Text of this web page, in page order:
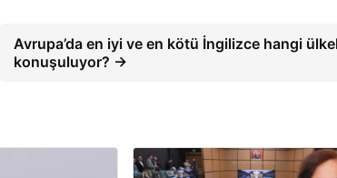
Avrupa’da en iyi ve en kötü İngilizce hangi
konuşuluyor? →